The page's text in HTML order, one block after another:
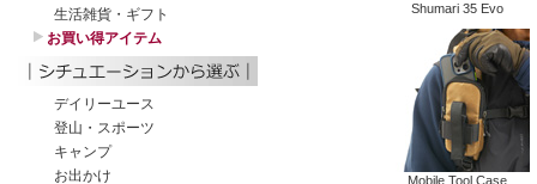
Shumari 35 Evo
Mobile Tool Case